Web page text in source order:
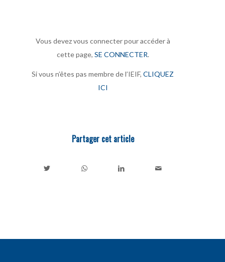
Vous devez vous connecter pour accéder à
cette page, SE CONNECTER.
Si vous n’êtes pas membre de l’IEIF,CLIQUEZ
ICI
Partager cet article